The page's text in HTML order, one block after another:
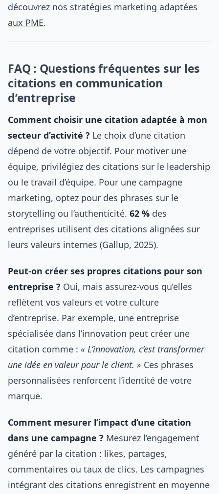
découvrez nos stratégies marketing adaptées
aux PME.
FAQ : Questions fréquentes sur les
citations en communication
d’entreprise
Comment choisir une citation adaptée à mon
secteur d’activité ? Le choix d’une citation
dépend de votre objectif. Pour motiver une
équipe, privilégiez des citations sur le leadership
ou le travail d’équipe. Pour une campagne
marketing, optez pour des phrases sur le
storytelling ou l’authenticité. 62 % des
entreprises utilisent des citations alignées sur
leurs valeurs internes (Gallup, 2025).
Peut-on créer ses propres citations pour son
entreprise ? Oui, mais assurez-vous qu’elles
reflètent vos valeurs et votre culture
d’entreprise. Par exemple, une entreprise
spécialisée dans l’innovation peut créer une
citation comme : « L’innovation, c’est transformer
une idée en valeur pour le client. » Ces phrases
personnalisées renforcent l’identité de votre
marque.
Comment mesurer l’impact d’une citation
dans une campagne ? Mesurez l’engagement
généré par la citation : likes, partages,
commentaires ou taux de clics. Les campagnes
intégrant des citations enregistrent en moyenne